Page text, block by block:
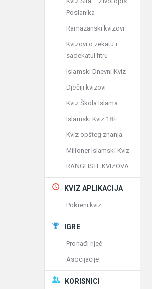
Poslanika
Ramazanski kvizovi
Kvizovi o zekatu i
sadekatul fitru
Islamski Dnevni Kviz
Dječiji kvizovi
Kviz Škola Islama
Islamski Kviz 18+
Kviz opšteg znanja
Milioner Islamski Kviz
RANGLISTE KVIZOVA
KVIZ APLIKACIJA
Pokreni kviz
IGRE
Pronađi riječ
Asocijacije
KORISNICI